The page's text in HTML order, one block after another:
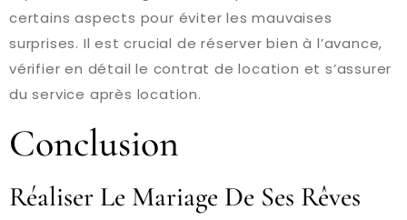
certains aspects pour éviter les mauvaises
surprises. Il est crucial de réserver bien à l’avance,
vérifier en détail le contrat de location et s’assurer
du service après location.
Conclusion
Réaliser Le Mariage De Ses Rêves